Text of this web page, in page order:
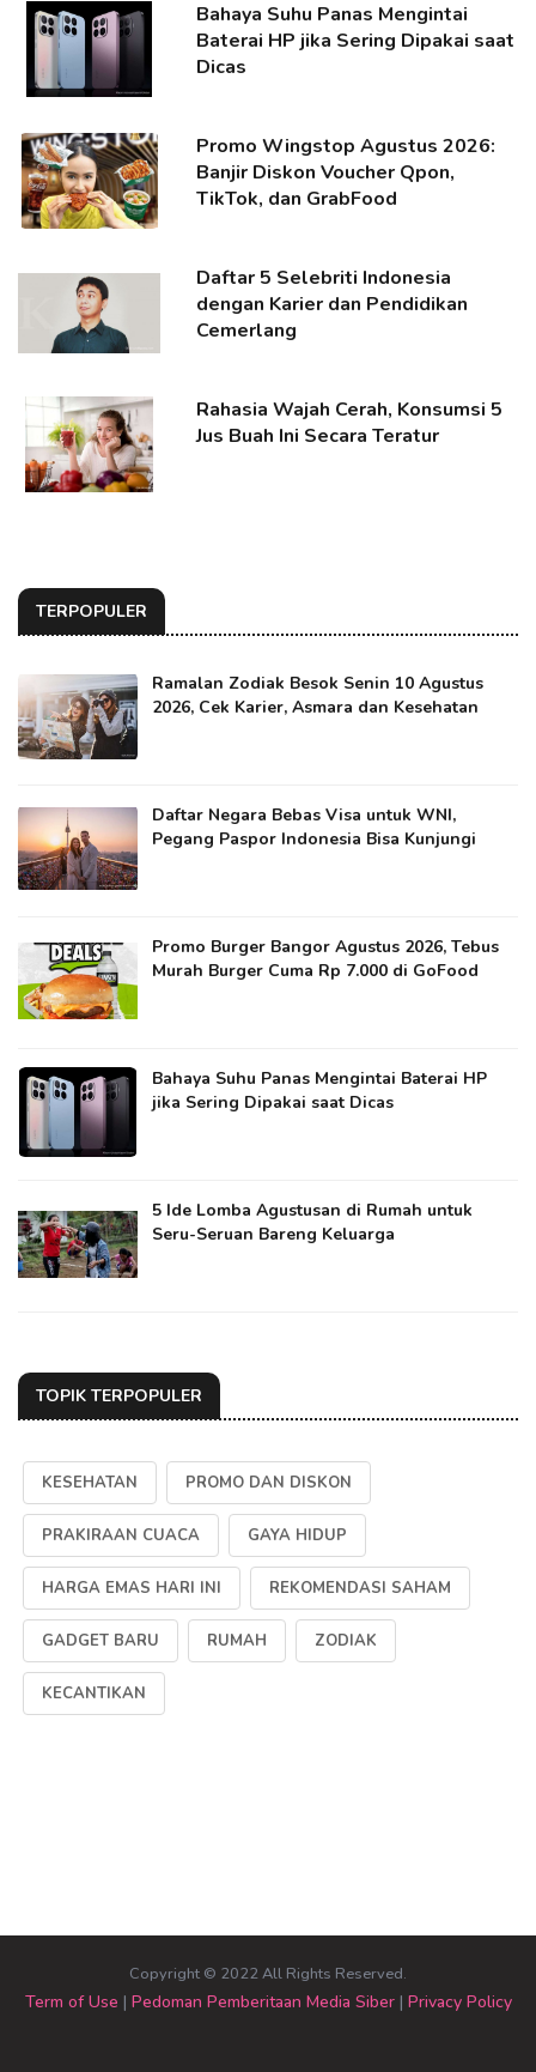
Bahaya Suhu Panas Mengintai
Baterai HP jika Sering Dipakai saat
Dicas
Promo Wingstop Agustus 2026:
Banjir Diskon Voucher Qpon,
TikTok, dan GrabFood
Daftar 5 Selebriti Indonesia
dengan Karier dan Pendidikan
Cemerlang
Rahasia Wajah Cerah, Konsumsi 5
Jus Buah Ini Secara Teratur
TERPOPULER
Ramalan Zodiak Besok Senin 10 Agustus
2026, Cek Karier, Asmara dan Kesehatan
Daftar Negara Bebas Visa untuk WNI,
Pegang Paspor Indonesia Bisa Kunjungi
Promo Burger Bangor Agustus 2026, Tebus
Murah Burger Cuma Rp 7.000 di GoFood
Bahaya Suhu Panas Mengintai Baterai HP
jika Sering Dipakai saat Dicas
5 Ide Lomba Agustusan di Rumah untuk
Seru-Seruan Bareng Keluarga
TOPIK TERPOPULER
KESEHATAN PROMO DAN DISKON
PRAKIRAAN CUACA GAYA HIDUP
HARGA EMAS HARI INI REKOMENDASI SAHAM
GADGET BARU RUMAH ZODIAK
KECANTIKAN
Copyright © 2022 All Rights Reserved.
Term of Use | Pedoman Pemberitaan Media Siber| Privacy Policy